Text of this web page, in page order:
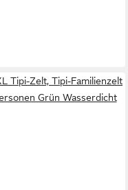
Tipi-Zelt, Tipi-Familienzelt
Grün Wasserdicht